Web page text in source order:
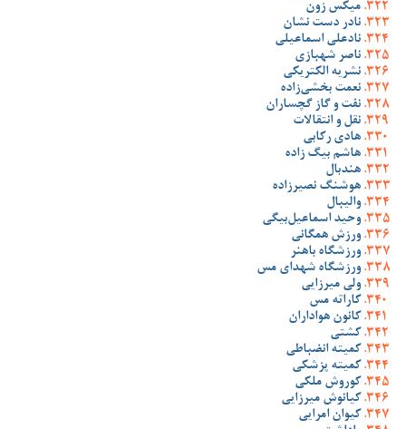
میکس زون
نادر دست نشان
نادعلی اسماعیلی
ناصر شهبازی
نشریه الکتریکی
نعمت بخشی‌زاده
نفت و گاز گچساران
نقل و انتقالات
هادی رکابی
هاشم بیگ زاده
هندبال
هوشنگ نصیرزاده
والیبال
وحید اسماعیل‌بیگی
ورزش همگانی
ورزشگاه باهنر
ورزشگاه شهدای مس
ولی میرزایی
کاراته مس
کانون هواداران
کشتی
کمیته انضباطی
کمیته پزشکی
کوروش ملکی
کیانوش میرزایی
کیوان امرایی